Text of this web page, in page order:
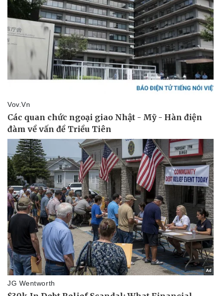
Doanh nghiệp
Thông tin doanh nghiệp
Doanh nghiệp 24h
Doanh nhân
Vì cộng đồng
Công nghệ
Sành điệu
Tin Công nghệ
Trải nghiệm
Chuyển đổi số